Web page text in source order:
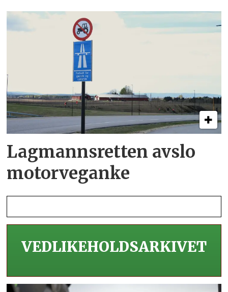
Lagmannsretten avslo
motorveganke
VEDLIKEHOLDS­ARKIVET